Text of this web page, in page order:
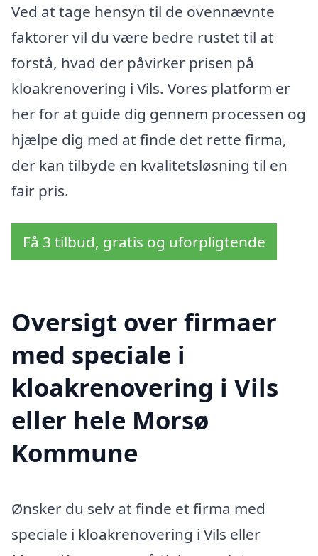
Ved at tage hensyn til de ovennævnte
faktorer vil du være bedre rustet til at
forstå, hvad der påvirker prisen på
kloakrenovering i Vils. Vores platform er
her for at guide dig gennem processen og
hjælpe dig med at finde det rette firma,
der kan tilbyde en kvalitetsløsning til en
fair pris.
Få 3 tilbud, gratis og uforpligtende
Oversigt over firmaer
med speciale i
kloakrenovering i Vils
eller hele Morsø
Kommune
Ønsker du selv at finde et firma med
speciale i kloakrenovering i Vils eller